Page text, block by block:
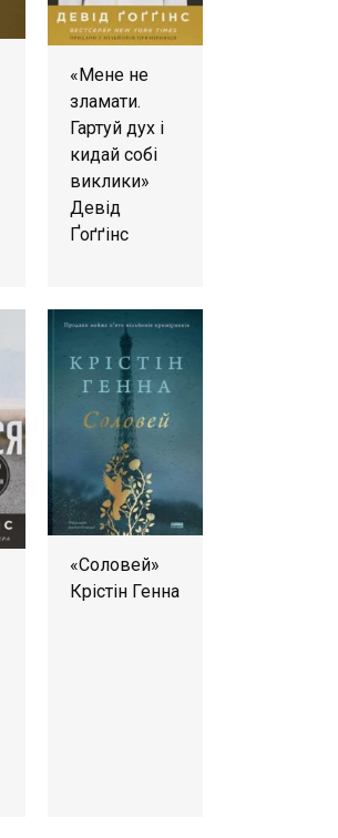
«Мене не
зламати.
Гартуй дух і
кидай собі
виклики»
Девід
Ґоґґінс
«Соловей»
Крістін Генна